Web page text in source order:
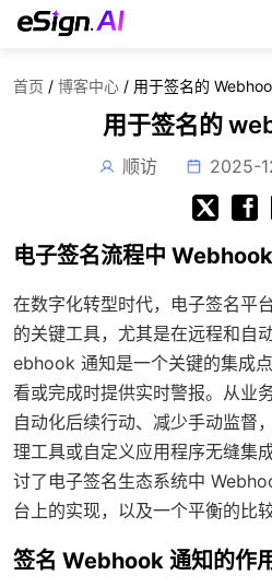
首页 / 博客中心 / 用于签名的
用于签名的
顺访 2025-
电子签名流程中
在数字化转型时代，电子签名平
的关键工具，尤其是在远程和自
ebhook 通知是一个关键的集成
看或完成时提供实时警报。从业
自动化后续行动、减少手动监督
理工具或自定义应用程序无缝集
讨了电子签名生态系统中
台上的实现，以及一个平衡的比
签名 Webhook 通知的作